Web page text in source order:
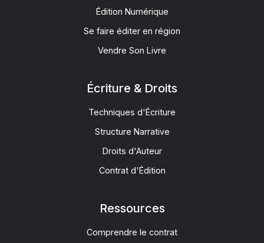
Édition Numérique
Se faire éditer en région
Vendre Son Livre
Écriture & Droits
Techniques d'Écriture
Structure Narrative
Droits d'Auteur
Contrat d'Édition
Ressources
Comprendre le contrat